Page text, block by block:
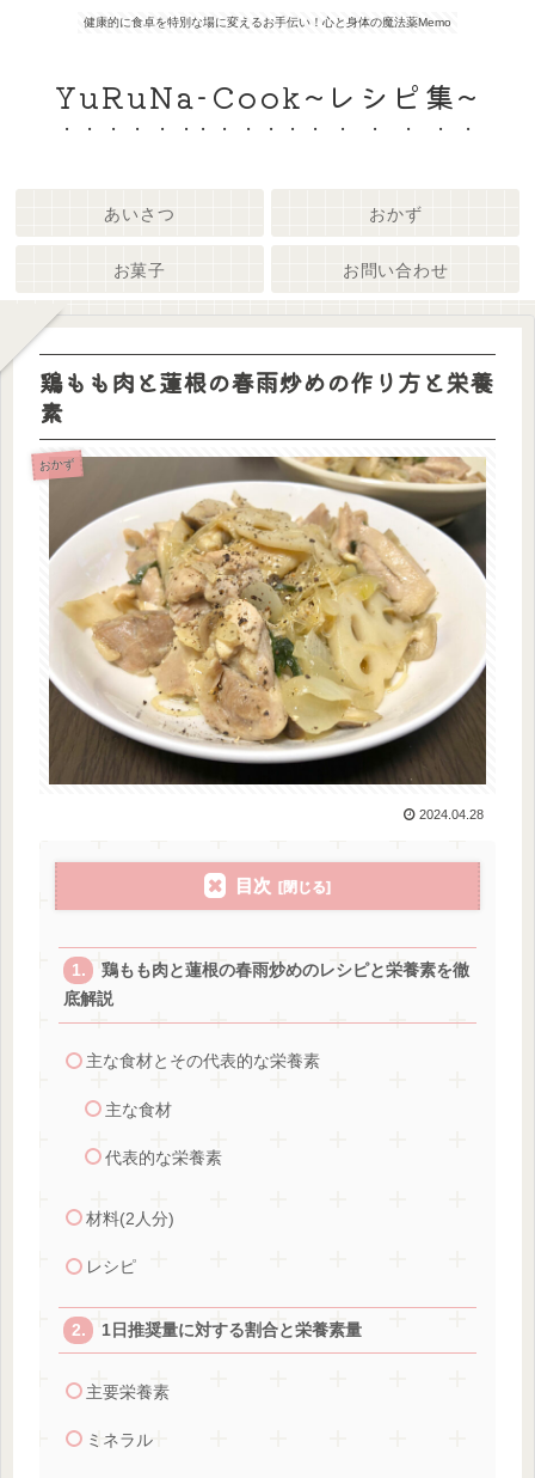
健康的に食卓を特別な場に変えるお手伝い！心と身体の魔法薬Memo
YuRuNa-Cook~レシピ集~
あいさつ おかず
お菓子 お問い合わせ
鶏もも肉と蓮根の春雨炒めの作り方と栄養
素
おかず
2024.04.28
目次
鶏もも肉と蓮根の春雨炒めのレシピと栄養素を徹
底解説
主な食材とその代表的な栄養素
主な食材
代表的な栄養素
材料(2人分)
レシピ
1日推奨量に対する割合と栄養素量
主要栄養素
ミネラル